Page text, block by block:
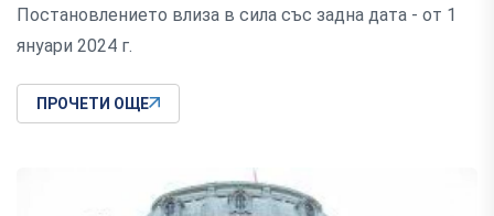
Постановлението влиза в сила със задна дата - от 1
януари 2024 г.
ПРОЧЕТИ ОЩЕ